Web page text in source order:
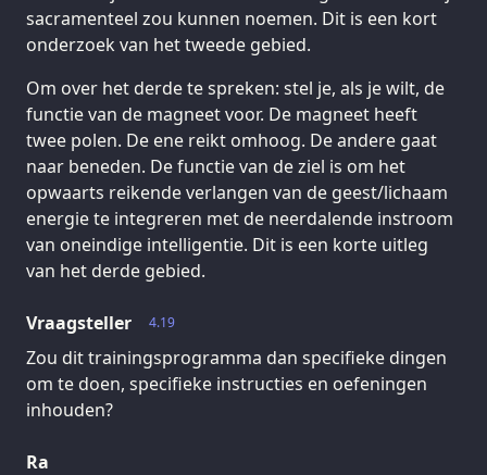
sacramenteel zou kunnen noemen. Dit is een kort
onderzoek van het tweede gebied.
Om over het derde te spreken: stel je, als je wilt, de
functie van de magneet voor. De magneet heeft
twee polen. De ene reikt omhoog. De andere gaat
naar beneden. De functie van de ziel is om het
opwaarts reikende verlangen van de geest/lichaam
energie te integreren met de neerdalende instroom
van oneindige intelligentie. Dit is een korte uitleg
van het derde gebied.
4.19
Vraagsteller
Zou dit trainingsprogramma dan specifieke dingen
om te doen, specifieke instructies en oefeningen
inhouden?
Ra